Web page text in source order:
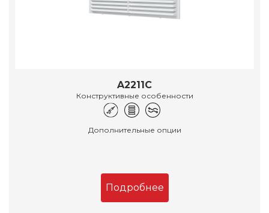
A2211C
Конструктивные особенности
Дополнительные опции
Подробнее